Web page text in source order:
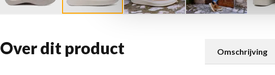
Over dit product Omschrijving